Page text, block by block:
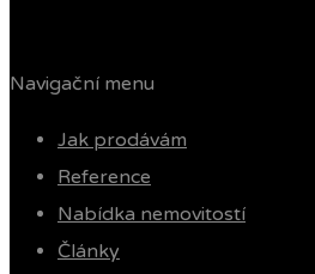
Navigační menu
Jak prodávám
Reference
Nabídka nemovitostí
Články